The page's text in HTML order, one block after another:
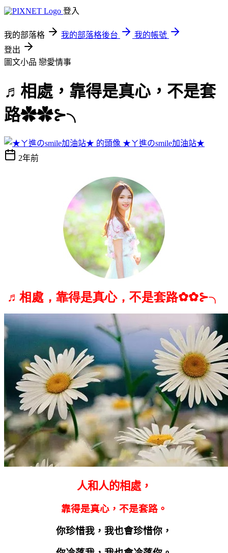
登入
我的部落格 我的部落格後台
我的帳號
登出
圖文小品 戀愛情事
♬相處，靠得是真心，不是套
路✿✿⊱╮
★ㄚ進のsmile加油站★
2年前
♬相處，靠得是真心，不是套路✿✿⊱╮
人和人的相處，
靠得是真心，不是套路。
你珍惜我，我也會珍惜你，